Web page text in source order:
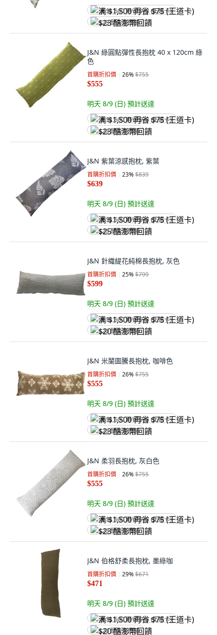
满 $1,500 再省 $75 (王道卡)
$23 酷澎幣回饋
J&N 綠圓點彈性長抱枕 40 x 120cm 綠
色
首購折扣價 26%$755
$555
明天 8/9 (日) 預計送達
满 $1,500 再省 $75 (王道卡)
$23 酷澎幣回饋
J&N 紫葉涼感抱枕, 紫葉
首購折扣價 23%$839
$639
明天 8/9 (日) 預計送達
满 $1,500 再省 $75 (王道卡)
$25 酷澎幣回饋
J&N 針織緹花純棉長抱枕, 灰色
首購折扣價 25%$799
$599
明天 8/9 (日) 預計送達
满 $1,500 再省 $75 (王道卡)
$20 酷澎幣回饋
J&N 米蘭圖騰長抱枕, 咖啡色
首購折扣價 26%$755
$555
明天 8/9 (日) 預計送達
满 $1,500 再省 $75 (王道卡)
$23 酷澎幣回饋
J&N 柔羽長抱枕, 灰白色
首購折扣價 26%$755
$555
明天 8/9 (日) 預計送達
满 $1,500 再省 $75 (王道卡)
$23 酷澎幣回饋
J&N 伯格舒柔長抱枕, 墨綠咖
首購折扣價 29%$671
$471
明天 8/9 (日) 預計送達
满 $1,500 再省 $75 (王道卡)
$20 酷澎幣回饋